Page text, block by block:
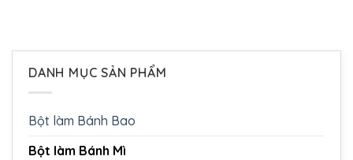
DANH MỤC SẢN PHẨM
Bột làm Bánh Bao
Bột làm Bánh Mì